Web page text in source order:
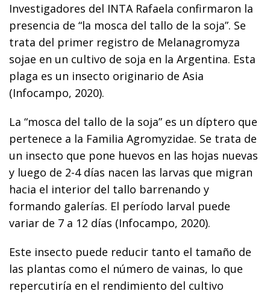
Investigadores del INTA Rafaela confirmaron la
presencia de “la mosca del tallo de la soja”. Se
trata del primer registro de Melanagromyza
sojae en un cultivo de soja en la Argentina. Esta
plaga es un insecto originario de Asia
(Infocampo, 2020).
La “mosca del tallo de la soja” es un díptero que
pertenece a la Familia Agromyzidae. Se trata de
un insecto que pone huevos en las hojas nuevas
y luego de 2-4 días nacen las larvas que migran
hacia el interior del tallo barrenando y
formando galerías. El período larval puede
variar de 7 a 12 días (Infocampo, 2020).
Este insecto puede reducir tanto el tamaño de
las plantas como el número de vainas, lo que
repercutiría en el rendimiento del cultivo